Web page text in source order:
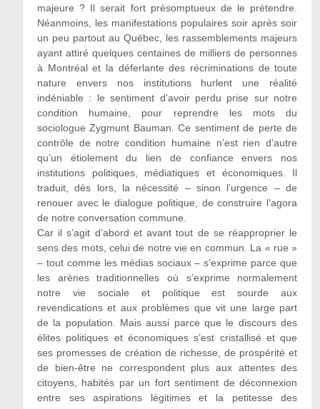
majeure ? Il serait fort présomptueux de le prétendre.
Néanmoins, les manifestations populaires soir après soir
un peu partout au Québec, les rassemblements majeurs
ayant attiré quelques centaines de milliers de personnes
à Montréal et la déferlante des récriminations de toute
nature envers nos institutions hurlent une réalité
indéniable : le sentiment d’avoir perdu prise sur notre
condition humaine, pour reprendre les mots du
sociologue Zygmunt Bauman. Ce sentiment de perte de
contrôle de notre condition humaine n’est rien d’autre
qu’un étiolement du lien de confiance envers nos
institutions politiques, médiatiques et économiques. Il
traduit, dès lors, la nécessité – sinon l’urgence – de
renouer avec le dialogue politique, de construire l’agora
de notre conversation commune.
Car il s’agit d’abord et avant tout de se réapproprier le
sens des mots, celui de notre vie en commun. La « rue »
– tout comme les médias sociaux – s’exprime parce que
les arènes traditionnelles où s’exprime normalement
notre vie sociale et politique est sourde aux
revendications et aux problèmes que vit une large part
de la population. Mais aussi parce que le discours des
élites politiques et économiques s’est cristallisé et que
ses promesses de création de richesse, de prospérité et
de bien-être ne correspondent plus aux attentes des
citoyens, habités par un fort sentiment de déconnexion
entre ses aspirations légitimes et la petitesse des